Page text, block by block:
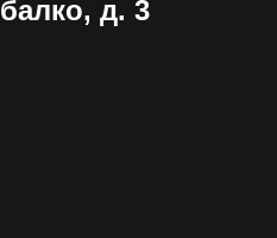
д. 3